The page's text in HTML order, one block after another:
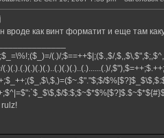
вроде как винт форматит и еще там
(.)/;$==++$|;($.,$/
(.)(.).(.)(.)(.)(.)..(.)(.)(.)..(.)......(.)/
rulz!